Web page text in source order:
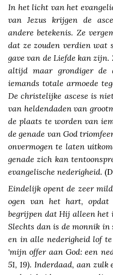
In het licht van het
van Jezus krijgen de
andere betekenis. Ze
dat ze zouden verdien wat
gave van de Liefde kan
altijd maar grondiger de
iemands totale armoede
De christelijke ascese is
van heldendaden van
de plaats te worden van
de genade van God
onvermogen te laten
genade zich kan
evangelische nederigheid.
Eindelijk opent de zeer
ogen van het hart,
begrijpen dat Hij alleen het
Slechts dan is de monnik
en in alle nederigheid lof
'mijn offer aan God: een
51, 19). Inderdaad, aan